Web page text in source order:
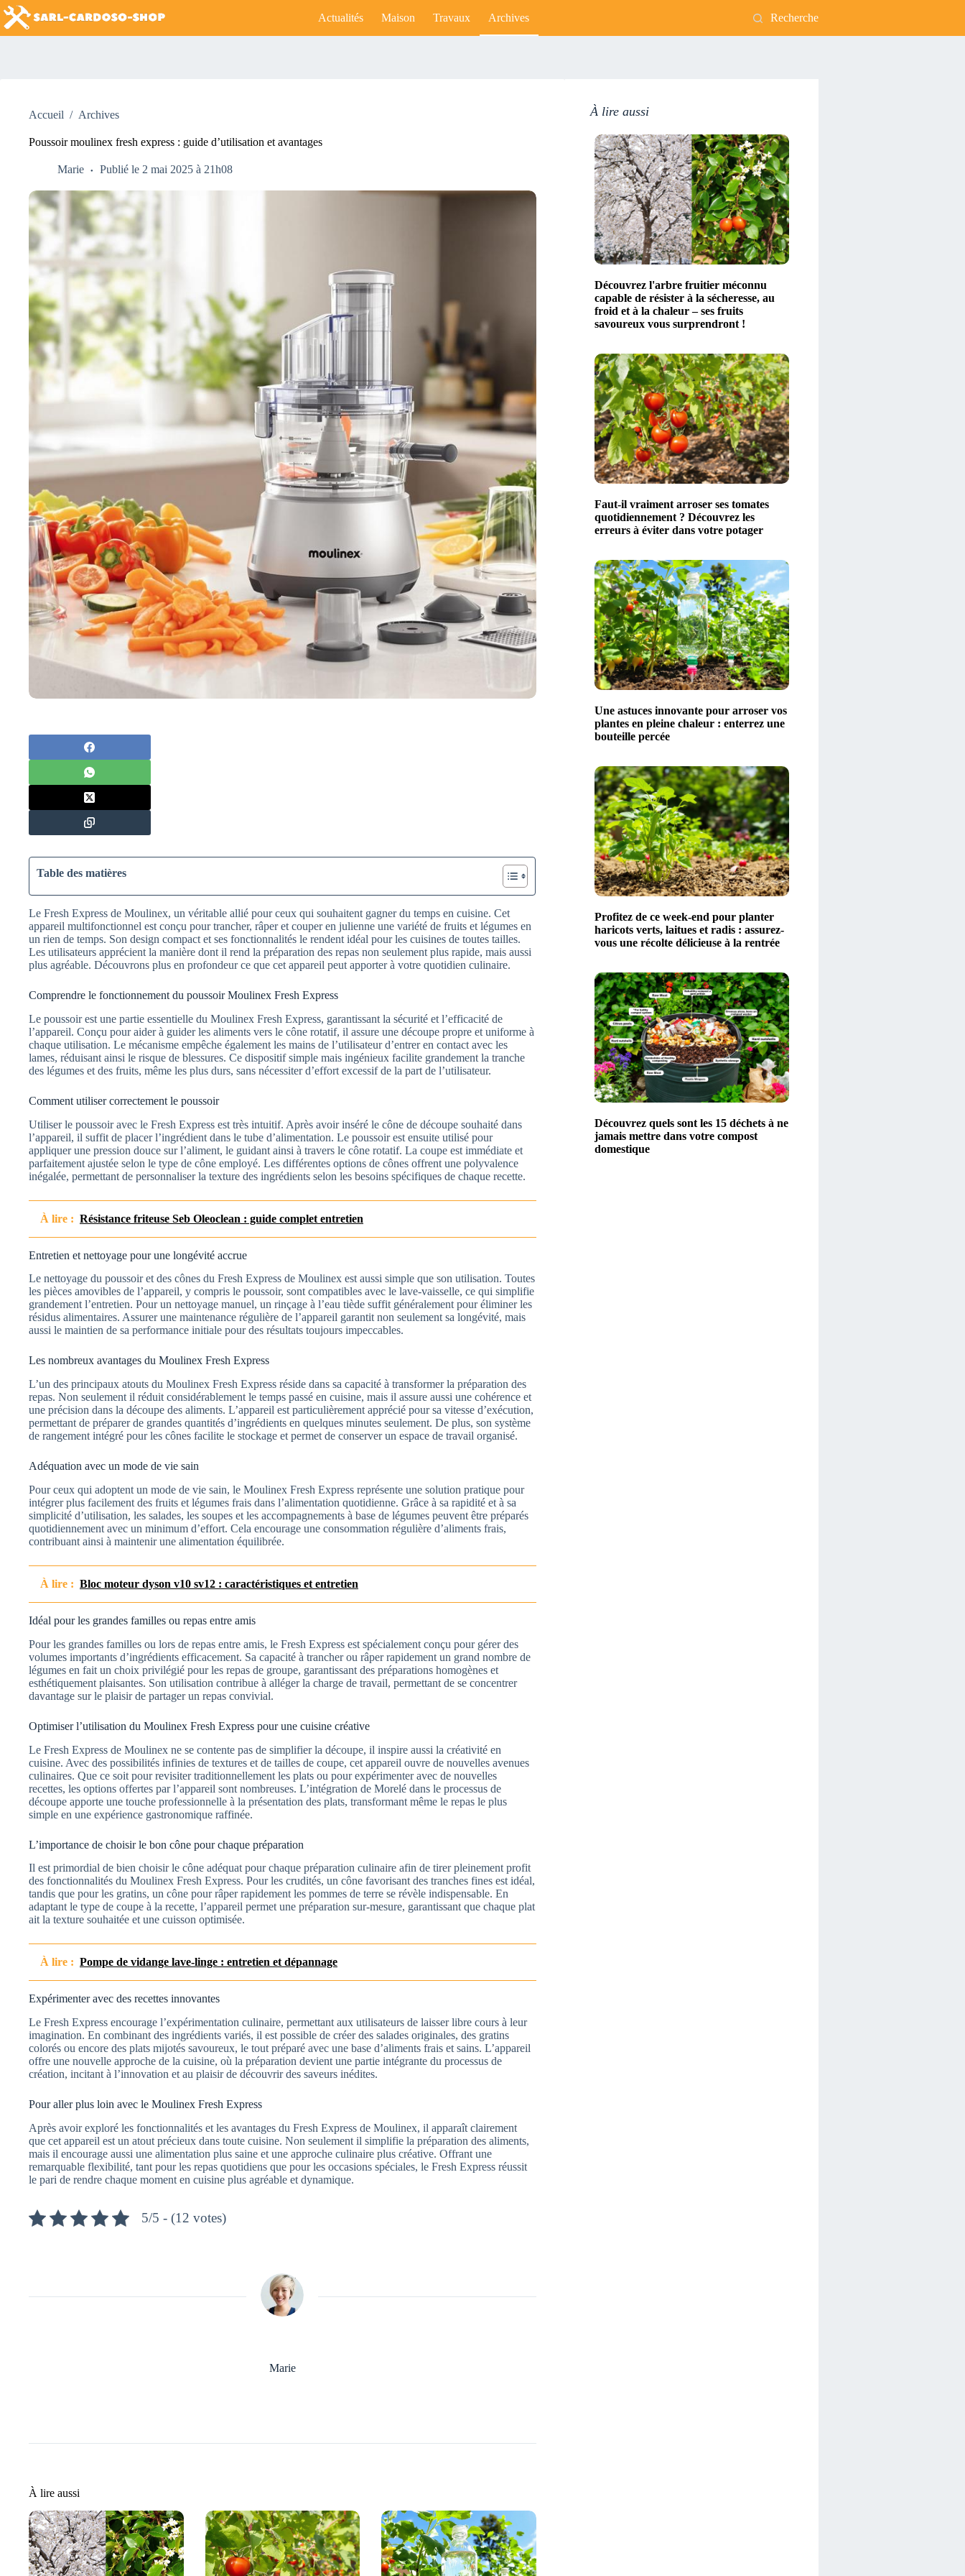
Passer
au
contenu
Actualités Maison Travaux Archives Recherche
Accueil / Archives
Poussoir moulinex fresh express : guide d’utilisation et avantages
Marie Publié le 2 mai 2025 à 21h08
Table des matières
Le Fresh Express de Moulinex, un véritable allié pour ceux qui souhaitent gagner du temps en cuisine. Cet
appareil multifonctionnel est conçu pour trancher, râper et couper en julienne une variété de fruits et légumes en
un rien de temps. Son design compact et ses fonctionnalités le rendent idéal pour les cuisines de toutes tailles.
Les utilisateurs apprécient la manière dont il rend la préparation des repas non seulement plus rapide, mais aussi
plus agréable. Découvrons plus en profondeur ce que cet appareil peut apporter à votre quotidien culinaire.
Comprendre le fonctionnement du poussoir Moulinex Fresh Express
Le poussoir est une partie essentielle du Moulinex Fresh Express, garantissant la sécurité et l’efficacité de
l’appareil. Conçu pour aider à guider les aliments vers le cône rotatif, il assure une découpe propre et uniforme à
chaque utilisation. Le mécanisme empêche également les mains de l’utilisateur d’entrer en contact avec les
lames, réduisant ainsi le risque de blessures. Ce dispositif simple mais ingénieux facilite grandement la tranche
des légumes et des fruits, même les plus durs, sans nécessiter d’effort excessif de la part de l’utilisateur.
Comment utiliser correctement le poussoir
Utiliser le poussoir avec le Fresh Express est très intuitif. Après avoir inséré le cône de découpe souhaité dans
l’appareil, il suffit de placer l’ingrédient dans le tube d’alimentation. Le poussoir est ensuite utilisé pour
appliquer une pression douce sur l’aliment, le guidant ainsi à travers le cône rotatif. La coupe est immédiate et
parfaitement ajustée selon le type de cône employé. Les différentes options de cônes offrent une polyvalence
inégalée, permettant de personnaliser la texture des ingrédients selon les besoins spécifiques de chaque recette.
À lire : Résistance friteuse Seb Oleoclean : guide complet entretien
Entretien et nettoyage pour une longévité accrue
Le nettoyage du poussoir et des cônes du Fresh Express de Moulinex est aussi simple que son utilisation. Toutes
les pièces amovibles de l’appareil, y compris le poussoir, sont compatibles avec le lave-vaisselle, ce qui simplifie
grandement l’entretien. Pour un nettoyage manuel, un rinçage à l’eau tiède suffit généralement pour éliminer les
résidus alimentaires. Assurer une maintenance régulière de l’appareil garantit non seulement sa longévité, mais
aussi le maintien de sa performance initiale pour des résultats toujours impeccables.
Les nombreux avantages du Moulinex Fresh Express
L’un des principaux atouts du Moulinex Fresh Express réside dans sa capacité à transformer la préparation des
repas. Non seulement il réduit considérablement le temps passé en cuisine, mais il assure aussi une cohérence et
une précision dans la découpe des aliments. L’appareil est particulièrement apprécié pour sa vitesse d’exécution,
permettant de préparer de grandes quantités d’ingrédients en quelques minutes seulement. De plus, son système
de rangement intégré pour les cônes facilite le stockage et permet de conserver un espace de travail organisé.
Adéquation avec un mode de vie sain
Pour ceux qui adoptent un mode de vie sain, le Moulinex Fresh Express représente une solution pratique pour
intégrer plus facilement des fruits et légumes frais dans l’alimentation quotidienne. Grâce à sa rapidité et à sa
simplicité d’utilisation, les salades, les soupes et les accompagnements à base de légumes peuvent être préparés
quotidiennement avec un minimum d’effort. Cela encourage une consommation régulière d’aliments frais,
contribuant ainsi à maintenir une alimentation équilibrée.
À lire : Bloc moteur dyson v10 sv12 : caractéristiques et entretien
Idéal pour les grandes familles ou repas entre amis
Pour les grandes familles ou lors de repas entre amis, le Fresh Express est spécialement conçu pour gérer des
volumes importants d’ingrédients efficacement. Sa capacité à trancher ou râper rapidement un grand nombre de
légumes en fait un choix privilégié pour les repas de groupe, garantissant des préparations homogènes et
esthétiquement plaisantes. Son utilisation contribue à alléger la charge de travail, permettant de se concentrer
davantage sur le plaisir de partager un repas convivial.
Optimiser l’utilisation du Moulinex Fresh Express pour une cuisine créative
Le Fresh Express de Moulinex ne se contente pas de simplifier la découpe, il inspire aussi la créativité en
cuisine. Avec des possibilités infinies de textures et de tailles de coupe, cet appareil ouvre de nouvelles avenues
culinaires. Que ce soit pour revisiter traditionnellement les plats ou pour expérimenter avec de nouvelles
recettes, les options offertes par l’appareil sont nombreuses. L’intégration de Morelé dans le processus de
découpe apporte une touche professionnelle à la présentation des plats, transformant même le repas le plus
simple en une expérience gastronomique raffinée.
L’importance de choisir le bon cône pour chaque préparation
Il est primordial de bien choisir le cône adéquat pour chaque préparation culinaire afin de tirer pleinement profit
des fonctionnalités du Moulinex Fresh Express. Pour les crudités, un cône favorisant des tranches fines est idéal,
tandis que pour les gratins, un cône pour râper rapidement les pommes de terre se révèle indispensable. En
adaptant le type de coupe à la recette, l’appareil permet une préparation sur-mesure, garantissant que chaque plat
ait la texture souhaitée et une cuisson optimisée.
À lire : Pompe de vidange lave-linge : entretien et dépannage
Expérimenter avec des recettes innovantes
Le Fresh Express encourage l’expérimentation culinaire, permettant aux utilisateurs de laisser libre cours à leur
imagination. En combinant des ingrédients variés, il est possible de créer des salades originales, des gratins
colorés ou encore des plats mijotés savoureux, le tout préparé avec une base d’aliments frais et sains. L’appareil
offre une nouvelle approche de la cuisine, où la préparation devient une partie intégrante du processus de
création, incitant à l’innovation et au plaisir de découvrir des saveurs inédites.
Pour aller plus loin avec le Moulinex Fresh Express
Après avoir exploré les fonctionnalités et les avantages du Fresh Express de Moulinex, il apparaît clairement
que cet appareil est un atout précieux dans toute cuisine. Non seulement il simplifie la préparation des aliments,
mais il encourage aussi une alimentation plus saine et une approche culinaire plus créative. Offrant une
remarquable flexibilité, tant pour les repas quotidiens que pour les occasions spéciales, le Fresh Express réussit
le pari de rendre chaque moment en cuisine plus agréable et dynamique.
5/5 - (12 votes)
Marie
À lire aussi
À lire aussi
Découvrez l'arbre fruitier méconnu
capable de résister à la sécheresse, au
froid et à la chaleur – ses fruits
savoureux vous surprendront !
Faut-il vraiment arroser ses tomates
quotidiennement ? Découvrez les
erreurs à éviter dans votre potager
Une astuces innovante pour arroser vos
plantes en pleine chaleur : enterrez une
bouteille percée
Profitez de ce week-end pour planter
haricots verts, laitues et radis : assurez-
vous une récolte délicieuse à la rentrée
Découvrez quels sont les 15 déchets à ne
jamais mettre dans votre compost
domestique